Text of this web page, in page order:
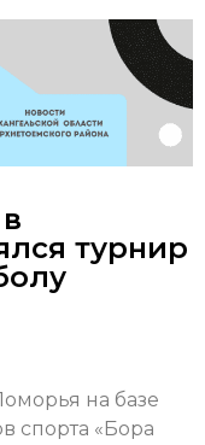
турнир
на базе
спорта «Бора